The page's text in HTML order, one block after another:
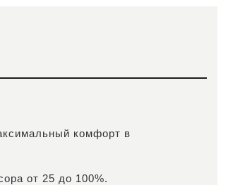
комфорт в
от 25 до 100%.